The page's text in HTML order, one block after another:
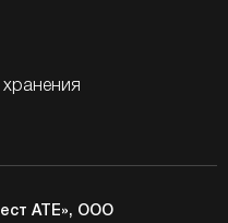
АТЕ», ООО